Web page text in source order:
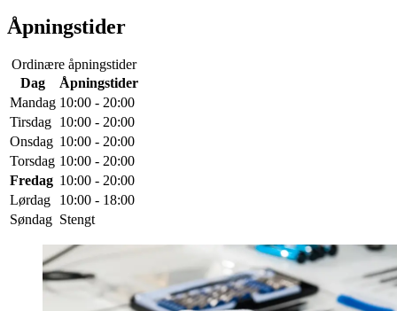
Åpningstider
Ordinære åpningstider
Dag
Åpningstider
Mandag 10:00 - 20:00
Tirsdag 10:00 - 20:00
Onsdag 10:00 - 20:00
Torsdag 10:00 - 20:00
Fredag 10:00 - 20:00
Lørdag
10:00 - 18:00
Søndag Stengt